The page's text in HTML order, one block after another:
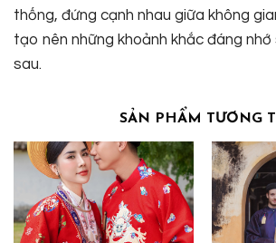
thống, đứng cạnh nhau giữa không
tạo nên những khoảnh khắc đáng nhớ
sau.
SẢN PHẨM TƯƠNG